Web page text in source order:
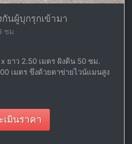
กันผู้บุกรุกเข้ามา
ซม
ยาว 2.50 เมตร ฝังดิน 50 ซม.
เมตร ขึงด้วยตาข่ายไวน์แมนสูง
เมินราคา